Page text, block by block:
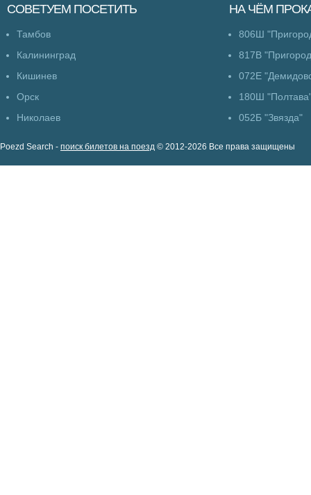
СОВЕТУЕМ ПОСЕТИТЬ
Тамбов
Калининград
Кишинев
Орск
Николаев
НА ЧЁМ
806Ш
817В
072Е
180Ш
052Б "Звязда"
Poezd Search - поиск билетов на поезд © 2012-2026 Все права защищены